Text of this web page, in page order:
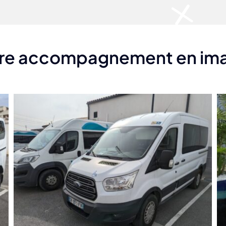
accompagnement en